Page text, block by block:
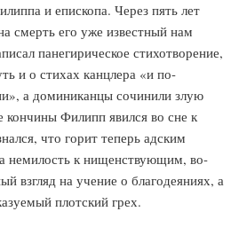
и епископа. Через пять лет
смерть его уже известный нам
панегирическое стихотворение,
и о стихах канцлера «и по-
а доминиканцы сочинили злую
кончины Филипп явился во сне к
что горит теперь адским
немилость к нищенствующим, во-
взгляд на учение о благодеяниях, а
плотский грех.